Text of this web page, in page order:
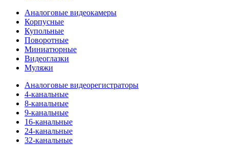
Аналоговые видеокамеры
Корпусные
Купольные
Поворотные
Миниатюрные
Видеоглазки
Муляжи
Аналоговые видеорегистраторы
4-канальные
8-канальные
9-канальные
16-канальные
24-канальные
32-канальные